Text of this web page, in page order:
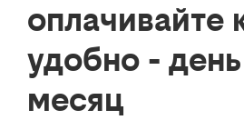
оплачивайте
удобно -
месяц